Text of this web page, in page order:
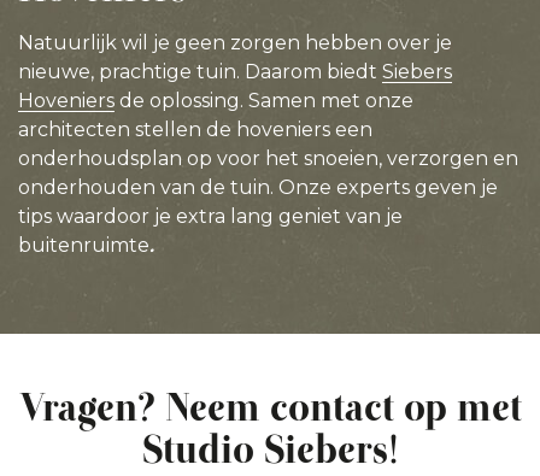
Natuurlijk wil je geen zorgen hebben over je
nieuwe, prachtige tuin. Daarom biedt Siebers
Hoveniers de oplossing. Samen met onze
architecten stellen de hoveniers een
onderhoudsplan op voor het snoeien, verzorgen en
onderhouden van de tuin. Onze experts geven je
tips waardoor je extra lang geniet van je
buitenruimte.
Vragen? Neem contact op met
Studio Siebers!